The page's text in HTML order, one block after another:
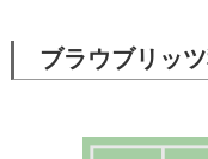
ブラウブリッ